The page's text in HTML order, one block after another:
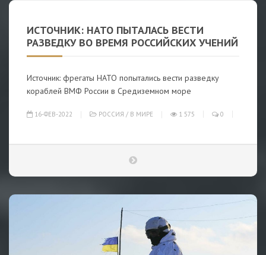
ИСТОЧНИК: НАТО ПЫТАЛАСЬ ВЕСТИ
РАЗВЕДКУ ВО ВРЕМЯ РОССИЙСКИХ УЧЕНИЙ
Источник: фрегаты НАТО попытались вести разведку
кораблей ВМФ России в Средиземном море
16-ФЕВ-2022 РОССИЯ / В МИРЕ 1 575 0